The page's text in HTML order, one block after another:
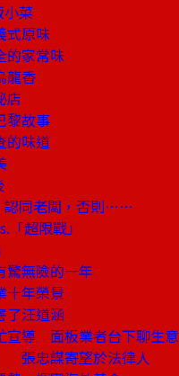
小菜
式原味
的家常味
龍香
店
黎故事
的味道
認同老闆，否則……
「超限戰」
無險的一年
十年榮景
汪道涵
宣導 面板業者台下聊生意
張忠謀寄望於法律人